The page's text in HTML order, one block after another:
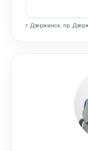
г. Дзержинск, пр.